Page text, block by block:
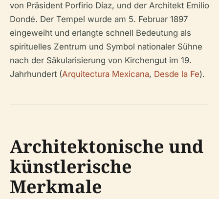
von Präsident Porfirio Díaz, und der Architekt Emilio
Dondé. Der Tempel wurde am 5. Februar 1897
eingeweiht und erlangte schnell Bedeutung als
spirituelles Zentrum und Symbol nationaler Sühne
nach der Säkularisierung von Kirchengut im 19.
Jahrhundert (Arquitectura Mexicana, Desde la Fe).
Architektonische und
künstlerische
Merkmale